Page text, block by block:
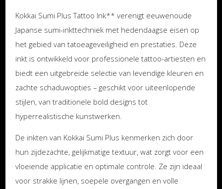
Kokkai Sumi Plus Tattoo Ink** verenigt eeuwenoude
Japanse sumi-inkttechniek met hedendaagse eisen op
het gebied van tatoeageveiligheid en prestaties. Deze
inkt is ontwikkeld voor professionele tattoo-artiesten en
biedt een uitgebreide selectie van levendige kleuren en
zachte schaduwopties – geschikt voor uiteenlopende
stijlen, van traditionele bold designs tot
hyperrealistische kunstwerken.
De inkten van Kokkai Sumi Plus kenmerken zich door
hun zijdezachte, gelijkmatige textuur, wat zorgt voor een
vloeiende applicatie en optimale controle. Ze zijn ideaal
voor strakke lijnen, soepele overgangen en volle